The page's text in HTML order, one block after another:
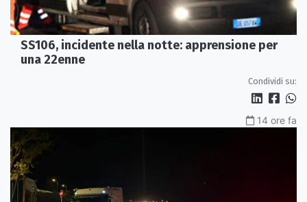
SS106, incidente nella notte: apprensione per
una 22enne
Condividi su:
14 ore fa